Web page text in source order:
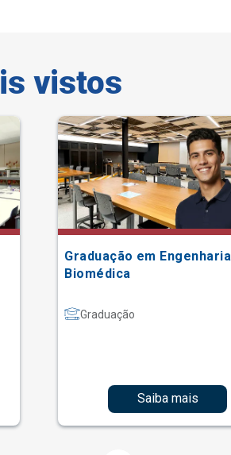
vistos
Graduação em Engenharia
Biomédica
Graduação
Saiba mais